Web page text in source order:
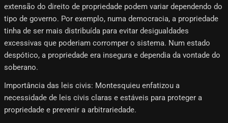
extensão do direito de propriedade podem variar dependendo do
tipo de governo. Por exemplo, numa democracia, a propriedade
tinha de ser mais distribuída para evitar desigualdades
excessivas que poderiam corromper o sistema. Num estado
despótico, a propriedade era insegura e dependia da vontade do
soberano.
Importância das leis civis: Montesquieu enfatizou a
necessidade de leis civis claras e estáveis ​​para proteger a
propriedade e prevenir a arbitrariedade.